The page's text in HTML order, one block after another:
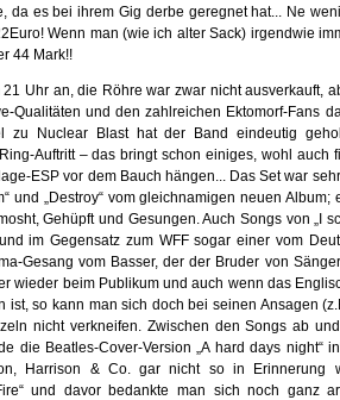
da es bei ihrem Gig derbe geregnet hat... Ne
Wenn man (wie ich alter Sack) irgendwie
44 Mark!!
Uhr an, die Röhre war zwar nicht ausverkauft,
Qualitäten und den zahlreichen Ektomorf-Fans
zu Nuclear Blast hat der Band eindeutig
Auftritt – das bringt schon einiges, wohl auch
ESP vor dem Bauch hängen... Das Set war
und „Destroy“ vom gleichnamigen neuen Album;
Gehüpft und Gesungen. Auch Songs von „I
im Gegensatz zum WFF sogar einer vom
Gesang vom Basser, der der Bruder von
wieder beim Publikum und auch wenn das
so kann man sich doch bei seinen Ansagen
nicht verkneifen. Zwischen den Songs ab
die Beatles-Cover-Version „A hard days night“
Harrison & Co. gar nicht so in Erinnerung
und davor bedankte man sich noch ganz